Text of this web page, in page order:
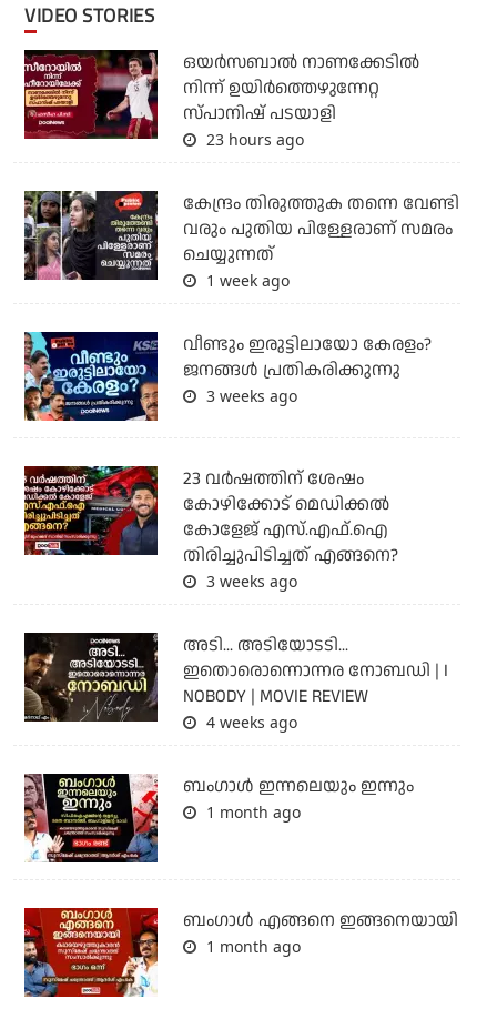
VIDEO STORIES
ഒയര്‍സബാൽ നാണക്കേടിൽ
നിന്ന് ഉയിർത്തെഴുന്നേറ്റ
സ്പാനിഷ് പടയാളി
23 hours ago
കേന്ദ്രം തിരുത്തുക തന്നെ വേണ്ടി
വരും പുതിയ പിള്ളേരാണ് സമരം
ചെയ്യുന്നത്
1 week ago
വീണ്ടും ഇരുട്ടിലായോ കേരളം?
ജനങ്ങൾ പ്രതികരിക്കുന്നു
3 weeks ago
23 വർഷത്തിന് ശേഷം
കോഴിക്കോട് മെഡിക്കൽ
കോളേജ് എസ്.എഫ്.ഐ
തിരിച്ചുപിടിച്ചത് എങ്ങനെ?
3 weeks ago
അടി... അടിയോടടി...
ഇതൊരൊന്നൊന്നര നോബഡി | I
NOBODY | MOVIE REVIEW
4 weeks ago
ബംഗാള്‍ ഇന്നലെയും ഇന്നും
1 month ago
ബം​ഗാൾ എങ്ങനെ ഇങ്ങനെയായി
1 month ago